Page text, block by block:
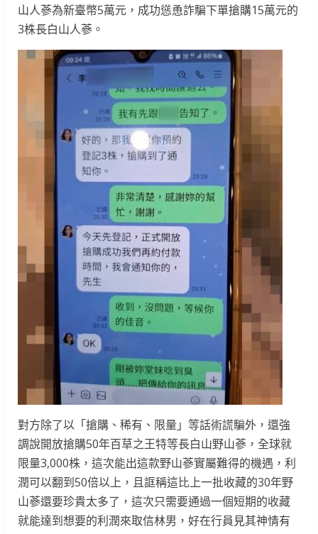
山人蔘為新臺幣5萬元，成功慫恿詐騙下單搶購15萬元的
3株長白山人蔘。
對方除了以「搶購、稀有、限量」等話術謊騙外，還強
調說開放搶購50年百草之王特等長白山野山蔘，全球就
限量3,000株，這次能出這款野山蔘實屬難得的機遇，利
潤可以翻到50倍以上，且誆稱這比上一批收藏的30年野
山蔘還要珍貴太多了，這次只需要通過一個短期的收藏
就能達到想要的利潤來取信林男，好在行員見其神情有